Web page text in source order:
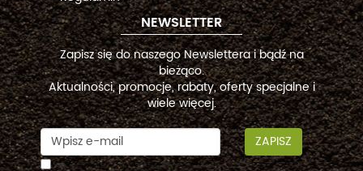
NEWSLETTER
Zapisz się do naszego Newslettera i bądź na
bieżąco.
Aktualności, promocje, rabaty, oferty specjalne i
wiele więcej.
ZAPISZ